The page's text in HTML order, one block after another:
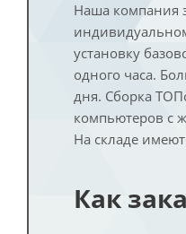
Наша компания
установку
одного часа.
дня. Сборка
компьютеров с
На складе
Как